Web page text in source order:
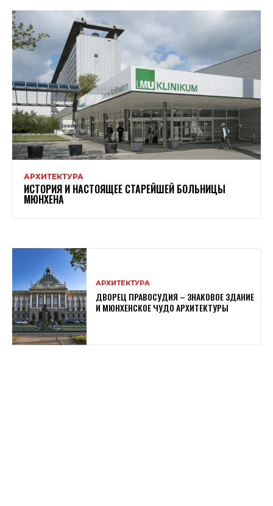
АРХИТЕКТУРА
ИСТОРИЯ И НАСТОЯЩЕЕ СТАРЕЙШЕЙ БОЛЬНИЦЫ
МЮНХЕНА
АРХИТЕКТУРА
ДВОРЕЦ ПРАВОСУДИЯ – ЗНАКОВОЕ ЗДАНИЕ
И МЮНХЕНСКОЕ ЧУДО АРХИТЕКТУРЫ